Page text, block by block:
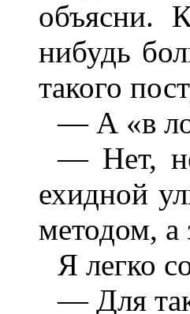
объясни.
нибудь
такого
— А «в
— Нет,
ехидной
методом, а
Я легко
— Для